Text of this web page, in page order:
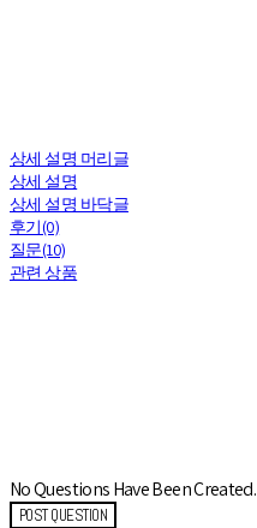
상세 설명 머리글
상세 설명
상세 설명 바닥글
후기(0)
질문(10)
관련 상품
No Questions Have Been Created.
POST QUESTION